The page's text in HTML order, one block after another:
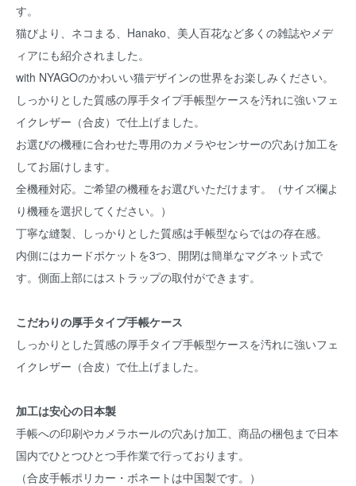
す。
猫びより、ネコまる、Hanako、美人百花など多くの雑誌やメデ
ィアにも紹介されました。
with NYAGOのかわいい猫デザインの世界をお楽しみください。
しっかりとした質感の厚手タイプ手帳型ケースを汚れに強いフェ
イクレザー（合皮）で仕上げました。
お選びの機種に合わせた専用のカメラやセンサーの穴あけ加工を
してお届けします。
全機種対応。ご希望の機種をお選びいただけます。（サイズ欄よ
り機種を選択してください。）
丁寧な縫製、しっかりとした質感は手帳型ならではの存在感。
内側にはカードポケットを3つ、開閉は簡単なマグネット式で
す。側面上部にはストラップの取付ができます。
こだわりの厚手タイプ手帳ケース
しっかりとした質感の厚手タイプ手帳型ケースを汚れに強いフェ
イクレザー（合皮）で仕上げました。
加工は安心の日本製
手帳への印刷やカメラホールの穴あけ加工、商品の梱包まで日本
国内でひとつひとつ手作業で行っております。
（合皮手帳ポリカー・ボネートは中国製です。）